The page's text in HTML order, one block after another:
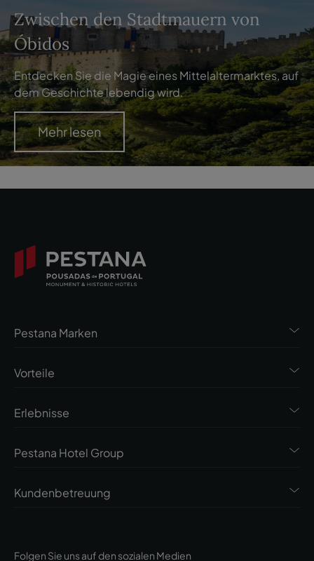
Zwischen den Stadtmauern von
Óbidos
Entdecken Sie die Magie eines Mittelaltermarktes, auf
dem Geschichte lebendig wird.
Mehr lesen
Folgen Sie uns auf den sozialen Medien
Pestana Marken
Vorteile
Erlebnisse
Pestana Hotel Group
Kundenbetreuung